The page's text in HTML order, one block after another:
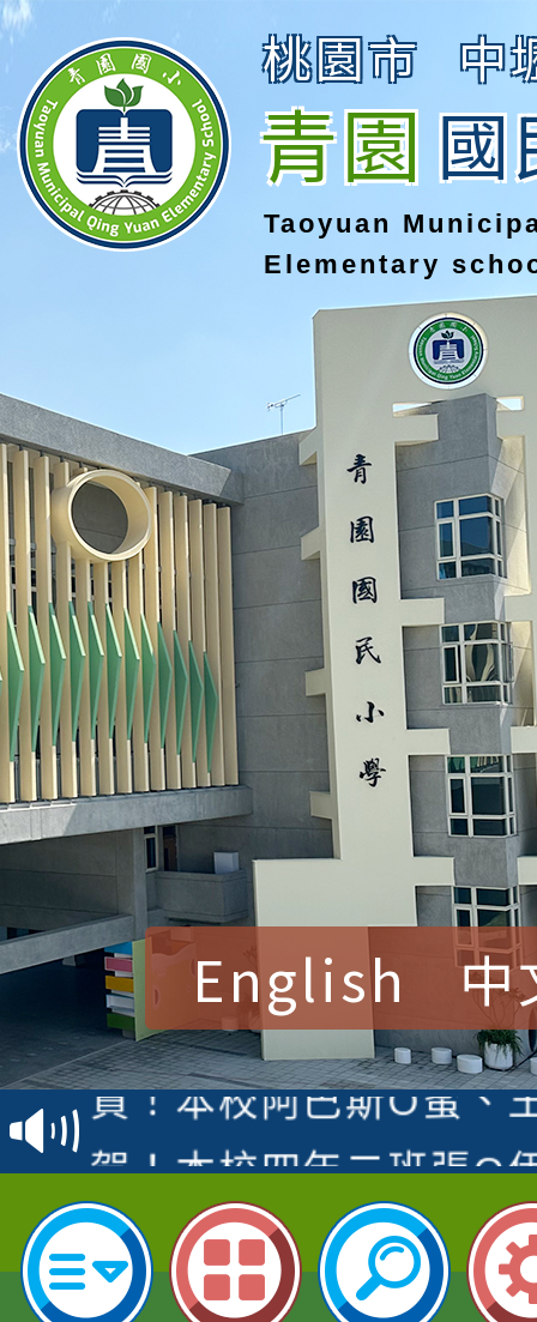
桃園市 中
青園國
Taoyuan
Elementary
English 中
賀！本校參加桃園市中
賽 洪綺君教師榮獲社
名
賀！本校阿巴斯O蜜、
倩參加桃園市科展 國
名 指導老師王老師、
賀！本校四年二班張O
園市英語競賽國小朗讀
指導老師林老師
賀！本校參加桃園市中
賽 劉文瑛教師榮獲教
賀！本校參與2026世